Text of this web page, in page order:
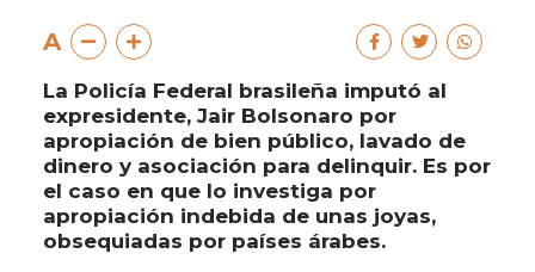
A
La Policía Federal brasileña imputó al
expresidente, Jair Bolsonaro por
apropiación de bien público, lavado de
dinero y asociación para delinquir. Es por
el caso en que lo investiga por
apropiación indebida de unas joyas,
obsequiadas por países árabes.